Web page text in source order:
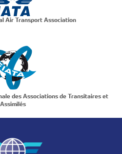
Air Transport Association
des Associations de Transitaires et
Assimilés